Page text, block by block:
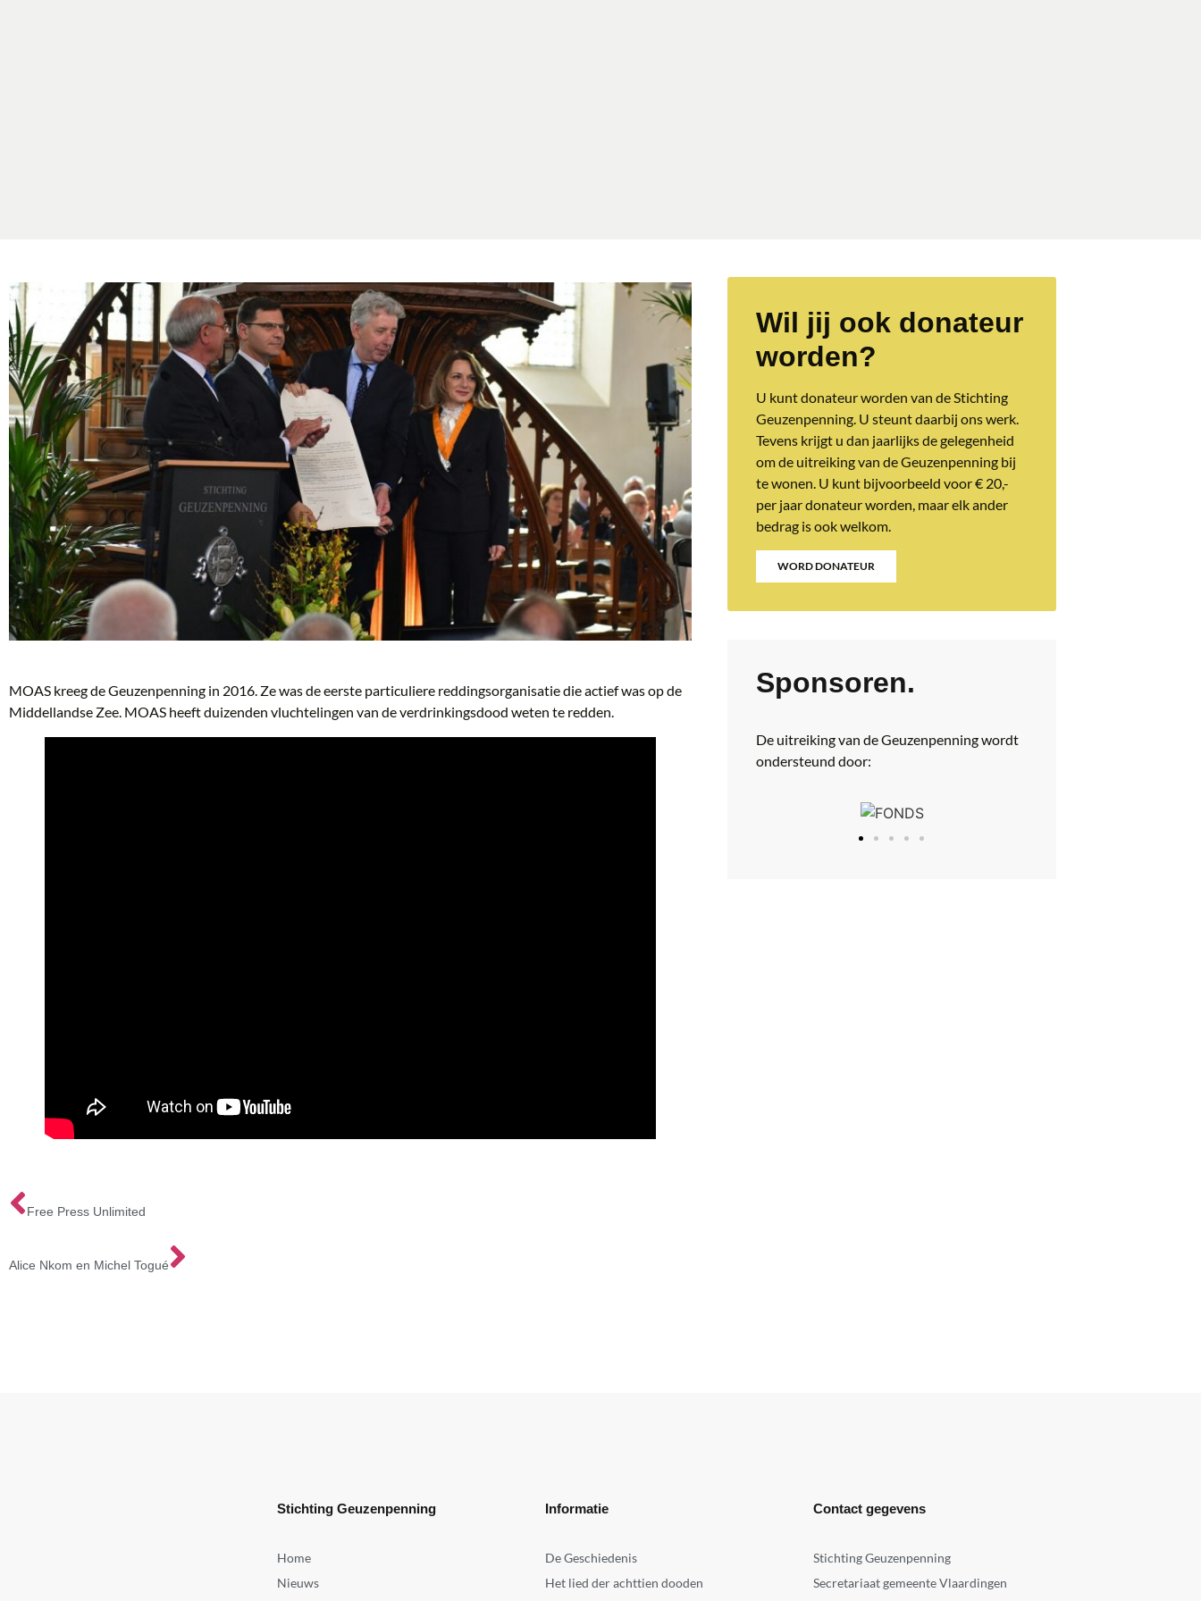
MOAS kreeg de Geuzenpenning in 2016. Ze was de eerste particuliere reddingsorganisatie die actief was op de
Middellandse Zee. MOAS heeft duizenden vluchtelingen van de verdrinkingsdood weten te redden.
Free Press Unlimited
Alice Nkom en Michel Togué
Wil jij ook donateur
worden?
U kunt donateur worden van de Stichting
Geuzenpenning. U steunt daarbij ons werk.
Tevens krijgt u dan jaarlijks de gelegenheid
om de uitreiking van de Geuzenpenning bij
te wonen. U kunt bijvoorbeeld voor € 20,-
per jaar donateur worden, maar elk ander
bedrag is ook welkom.
WORD DONATEUR
Sponsoren.
De uitreiking van de Geuzenpenning wordt
ondersteund door:
Stichting Geuzenpenning
Home
Nieuws
Informatie
De Geschiedenis
Het lied der achttien dooden
Contact gegevens
Stichting Geuzenpenning
Secretariaat gemeente Vlaardingen